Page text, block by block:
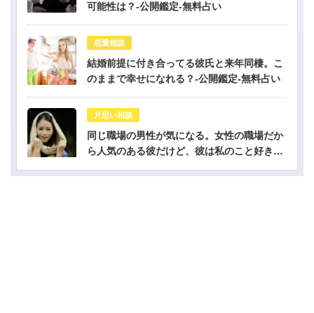
可能性は？-公開鑑定-無料占い
恋愛相談
結婚前提に付き合ってる彼氏と来年同棲。こ
のままで幸せになれる？-公開鑑定-無料占い
片思い相談
同じ職場の男性が気になる。女性の職場だか
ら人気のある彼だけど、彼は私のこと好き？-